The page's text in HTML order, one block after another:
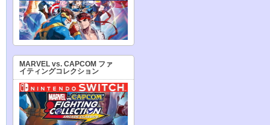
MARVEL vs. CAPCOM ファ
イティングコレクション